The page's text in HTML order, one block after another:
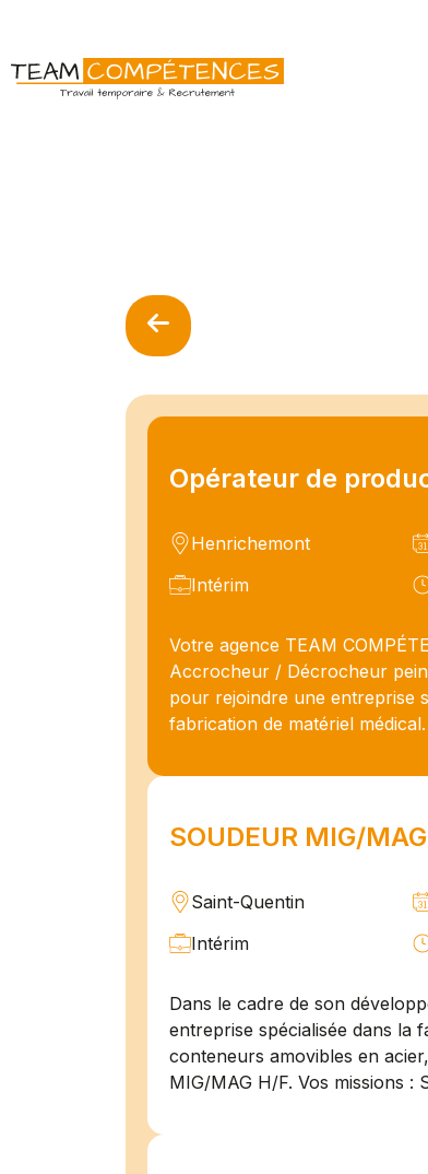
Opérateur de
Henrichemont
Intérim
Votre agence TEAM
Accrocheur / Décrocheur
pour rejoindre une entreprise
fabrication de matériel
SOUDEUR MIG/
Saint-Quentin
Intérim
Dans le cadre de son
entreprise spécialisée dans la
conteneurs amovibles en
MIG/MAG H/F. Vos missions :